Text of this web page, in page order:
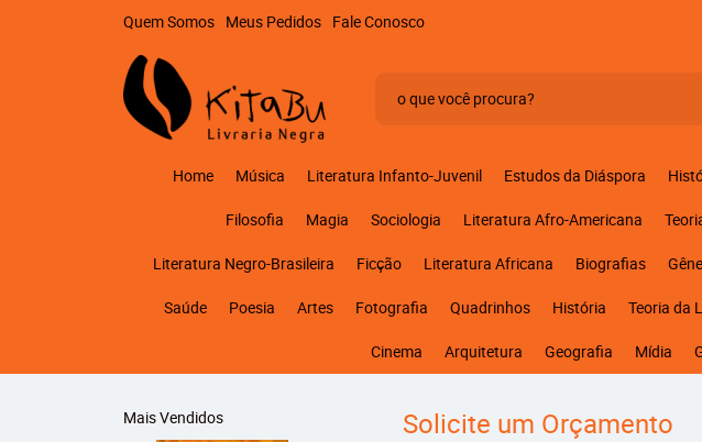
Quem Somos Meus Pedidos Fale Conosco
Home Música Literatura Infanto-Juvenil Estudos da Diáspora
Filosofia Magia Sociologia Literatura Afro-Americana
Literatura Negro-Brasileira Ficção Literatura Africana Biografias
Saúde Poesia Artes Fotografia Quadrinhos História Teoria da
Cinema Arquitetura Geografia Mídia
Mais Vendidos Solicite um Orçamento